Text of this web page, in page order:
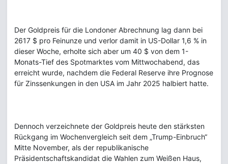
Der Goldpreis für die Londoner Abrechnung lag dann bei
2617 $ pro Feinunze und verlor damit in US-Dollar 1,6 % in
dieser Woche, erholte sich aber um 40 $ von dem 1-
Monats-Tief des Spotmarktes vom Mittwochabend, das
erreicht wurde, nachdem die Federal Reserve ihre Prognose
für Zinssenkungen in den USA im Jahr 2025 halbiert hatte.
Dennoch verzeichnete der Goldpreis heute den stärksten
Rückgang im Wochenvergleich seit dem „Trump-Einbruch“
Mitte November, als der republikanische
Präsidentschaftskandidat die Wahlen zum Weißen Haus,